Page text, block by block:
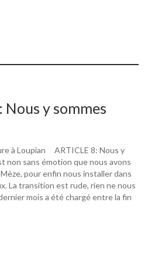
Nous y sommes
à Loupian ARTICLE 8: Nous y
non sans émotion que nous avons
pour enfin nous installer dans
La transition est rude, rien ne nous
mois a été chargé entre la fin